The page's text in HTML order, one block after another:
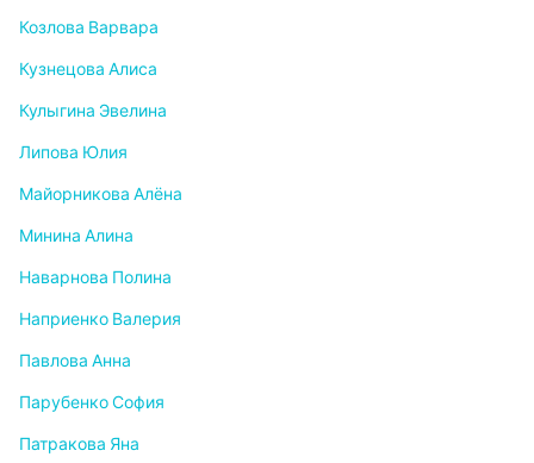
Козлова Варвара
Кузнецова Алиса
Кулыгина Эвелина
Липова Юлия
Майорникова Алёна
Минина Алина
Наварнова Полина
Наприенко Валерия
Павлова Анна
Парубенко София
Патракова Яна